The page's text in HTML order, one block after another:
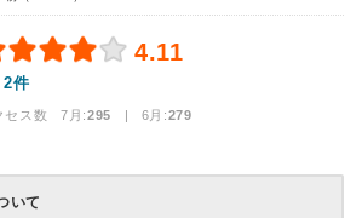
4.11
2件
セス数 7月:295 | 6月:279
いて